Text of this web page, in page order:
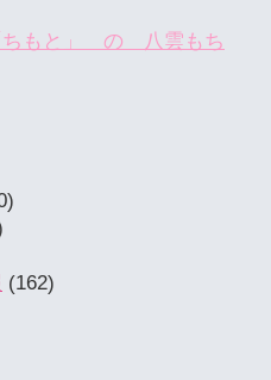
もと」 の 八雲もち
(162)